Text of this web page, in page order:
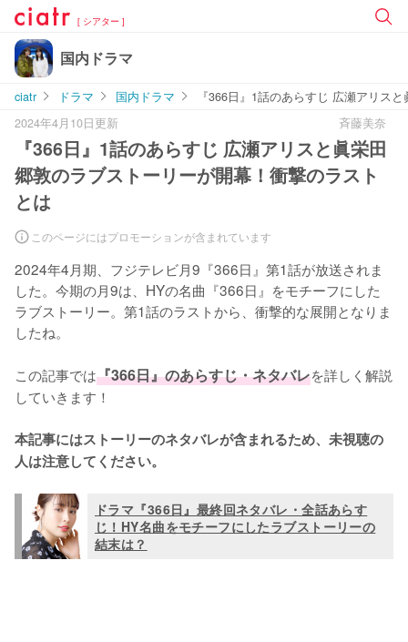
[ シアター ]
国内ドラマ
ciatr ドラマ 国内ドラマ
『366日』1話のあらすじ 広瀬アリス
2024年4月10日更新
斉藤美奈
『366日』1話のあらすじ 広瀬アリスと眞栄田
郷敦のラブストーリーが開幕！衝撃のラスト
とは
このページにはプロモーションが含まれています
2024年4月期、フジテレビ月9『366日』第1話が放送されま
した。今期の月9は、HYの名曲『366日』をモチーフにした
ラブストーリー。第1話のラストから、衝撃的な展開となりま
したね。
この記事では『366日』のあらすじ・ネタバレを詳しく解説
していきます！
本記事にはストーリーのネタバレが含まれるため、未視聴の
人は注意してください。
ドラマ『366日』最終回ネタバレ・全話あらす
じ！HY名曲をモチーフにしたラブストーリーの
結末は？